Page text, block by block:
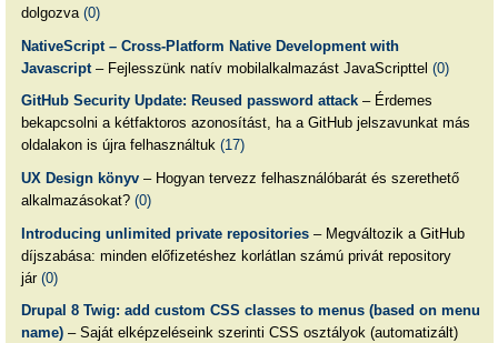
dolgozva (0)
NativeScript – Cross-Platform Native Development with
Javascript– Fejlesszünk natív mobilalkalmazást JavaScripttel (0)
GitHub Security Update: Reused password attack– Érdemes
bekapcsolni a kétfaktoros azonosítást, ha a GitHub jelszavunkat más
oldalakon is újra felhasználtuk (17)
UX Design könyv– Hogyan tervezz felhasználóbarát és szerethető
alkalmazásokat? (0)
Introducing unlimited private repositories– Megváltozik a GitHub
díjszabása: minden előfizetéshez korlátlan számú privát repository
jár (0)
Drupal 8 Twig: add custom CSS classes to menus (based on menu
name)– Saját elképzeléseink szerinti CSS osztályok (automatizált)